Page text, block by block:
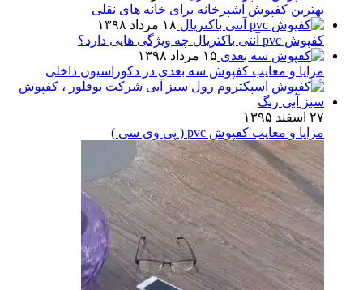
بهترین کفپوش آشپزخانه برای خانه های نقلی
۱۸ مرداد ۱۳۹۸
کفپوش pvc آنتی باکتریال چه ویژگی هایی دارد؟
۱۵ مرداد ۱۳۹۸
مزایا و معایب کفپوش سه بعدی در دکوراسیون داخلی
۲۷ اسفند ۱۳۹۵
مزایا و معایب کفپوش pvc ( پی وی سی )